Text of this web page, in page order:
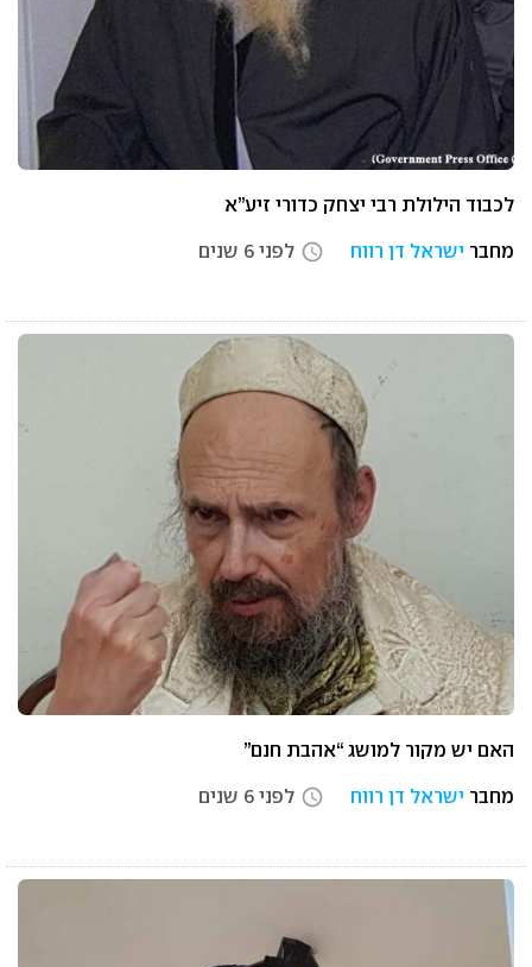
לכבוד הילולת רבי יצחק כדורי זיע”א
מחבר ישראל דן רווח access_time לפני 6 שנים
האם יש מקור למושג “אהבת חנם”
מחבר ישראל דן רווח access_time לפני 6 שנים